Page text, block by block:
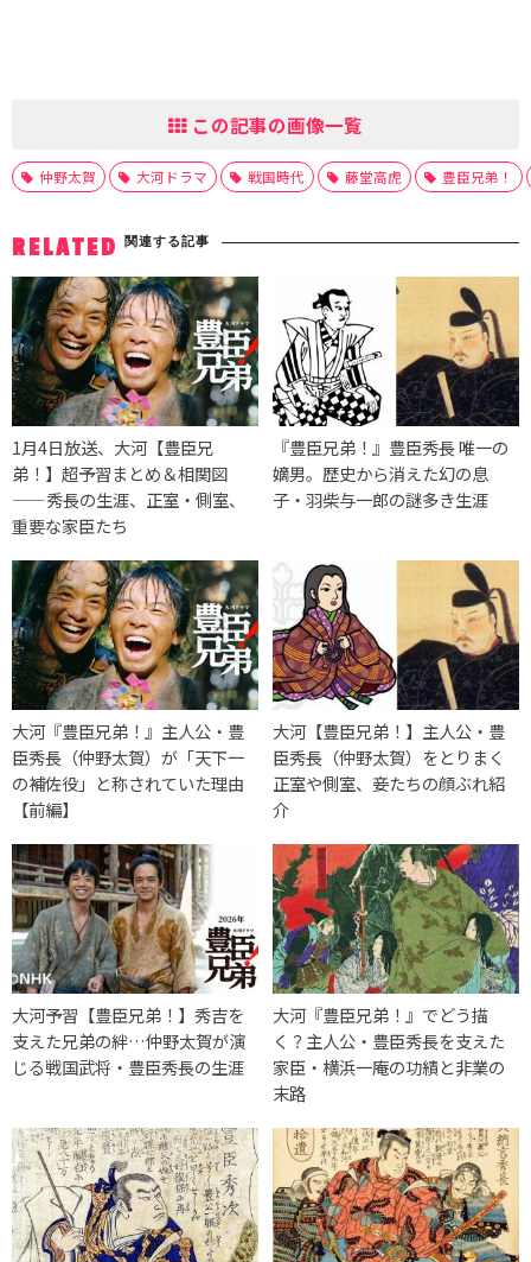
この記事の画像一覧
仲野太賀 大河ドラマ 戦国時代 藤堂高虎 豊臣兄弟！
RELATED 関連する記事
1月4日放送、大河【豊臣兄
弟！】超予習まとめ＆相関図
——秀長の生涯、正室・側室、
重要な家臣たち
『豊臣兄弟！』豊臣秀長 唯一の
嫡男。歴史から消えた幻の息
子・羽柴与一郎の謎多き生涯
大河『豊臣兄弟！』主人公・豊
臣秀長（仲野太賀）が「天下一
の補佐役」と称されていた理由
【前編】
大河【豊臣兄弟！】主人公・豊
臣秀長（仲野太賀）をとりまく
正室や側室、妾たちの顔ぶれ紹
介
大河予習【豊臣兄弟！】秀吉を
支えた兄弟の絆…仲野太賀が演
じる戦国武将・豊臣秀長の生涯
大河『豊臣兄弟！』でどう描
く？主人公・豊臣秀長を支えた
家臣・横浜一庵の功績と非業の
末路